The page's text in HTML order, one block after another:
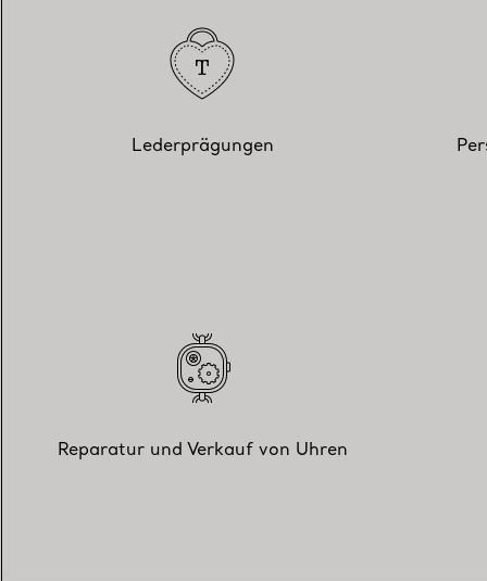
Lederprägungen
Reparatur und Verkauf von Uhren